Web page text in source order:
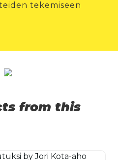
tekemiseen
from this